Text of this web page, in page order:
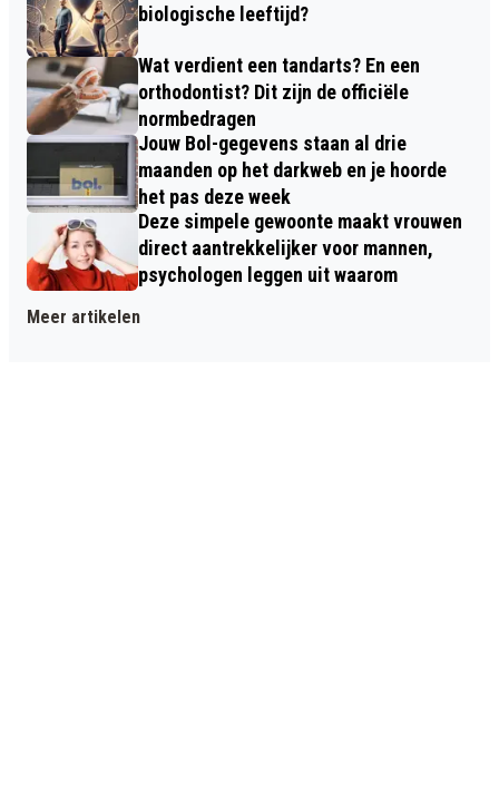
biologische leeftijd?
Wat verdient een tandarts? En een
orthodontist? Dit zijn de officiële
normbedragen
Jouw Bol-gegevens staan al drie
maanden op het darkweb en je hoorde
het pas deze week
Deze simpele gewoonte maakt vrouwen
direct aantrekkelijker voor mannen,
psychologen leggen uit waarom
Meer artikelen